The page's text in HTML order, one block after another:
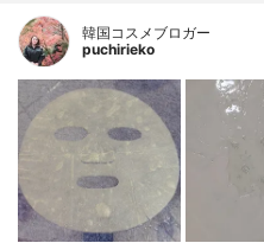
韓国コスメブロガー
puchirieko